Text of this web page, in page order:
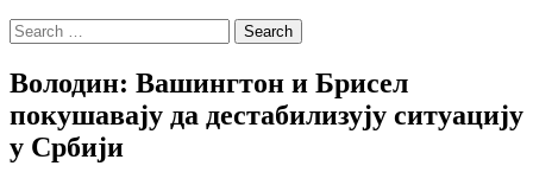
Search
for:
Володин: Вашингтон и Брисел
покушавају да дестабилизују ситуацију
у Србији